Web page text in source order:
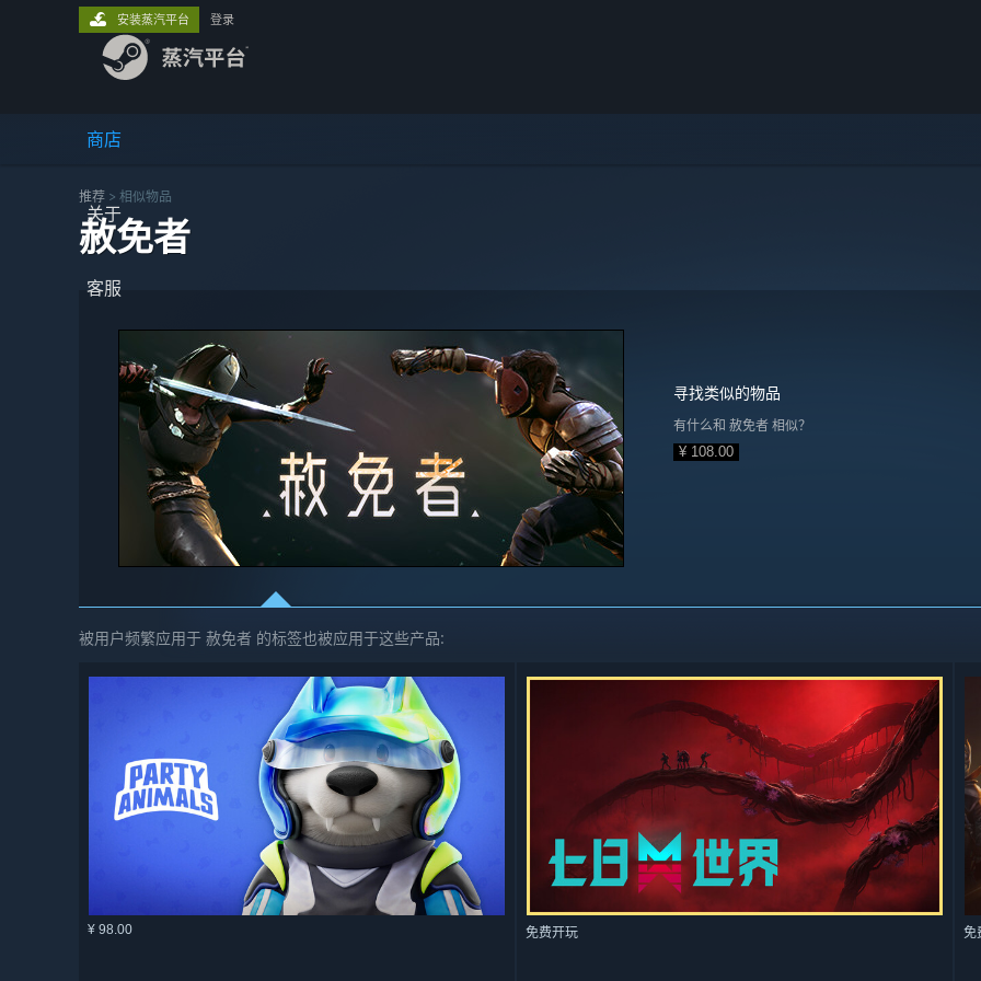
商店
关于
客服
安装蒸汽平台 登录
推荐 > 相似物品
赦免者
寻找类似的物品
有什么和 赦免者 相似？
¥ 108.00
被用户频繁应用于 赦免者 的标签也被应用于这些产品:
¥ 98.00 免费开玩 免